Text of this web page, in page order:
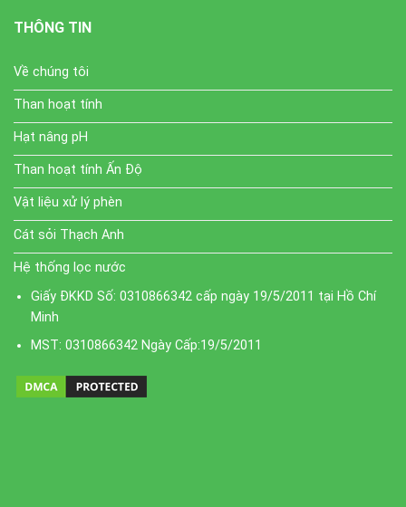
THÔNG TIN
Về chúng tôi
Than hoạt tính
Hạt nâng pH
Than hoạt tính Ấn Độ
Vật liệu xử lý phèn
Cát sỏi Thạch Anh
Hệ thống lọc nước
Giấy ĐKKD Số: 0310866342 cấp ngày 19/5/2011 tại Hồ Chí
Minh
MST: 0310866342 Ngày Cấp:19/5/2011